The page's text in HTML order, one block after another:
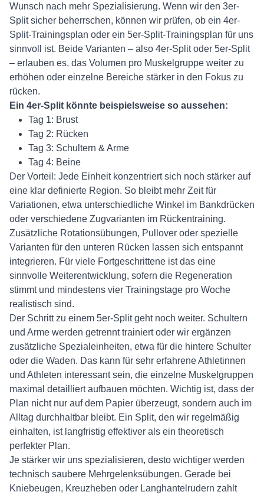
Wunsch nach mehr Spezialisierung. Wenn wir den 3er-
Split sicher beherrschen, können wir prüfen, ob ein 4er-
Split-Trainingsplan oder ein 5er-Split-Trainingsplan für uns
sinnvoll ist. Beide Varianten – also 4er-Split oder 5er-Split
– erlauben es, das Volumen pro Muskelgruppe weiter zu
erhöhen oder einzelne Bereiche stärker in den Fokus zu
rücken.
Ein 4er-Split könnte beispielsweise so aussehen:
Tag 1: Brust
Tag 2: Rücken
Tag 3: Schultern & Arme
Tag 4: Beine
Der Vorteil: Jede Einheit konzentriert sich noch stärker auf
eine klar definierte Region. So bleibt mehr Zeit für
Variationen, etwa unterschiedliche Winkel im Bankdrücken
oder verschiedene Zugvarianten im Rückentraining.
Zusätzliche Rotationsübungen, Pullover oder spezielle
Varianten für den unteren Rücken lassen sich entspannt
integrieren. Für viele Fortgeschrittene ist das eine
sinnvolle Weiterentwicklung, sofern die Regeneration
stimmt und mindestens vier Trainingstage pro Woche
realistisch sind.
Der Schritt zu einem 5er-Split geht noch weiter. Schultern
und Arme werden getrennt trainiert oder wir ergänzen
zusätzliche Spezialeinheiten, etwa für die hintere Schulter
oder die Waden. Das kann für sehr erfahrene Athletinnen
und Athleten interessant sein, die einzelne Muskelgruppen
maximal detailliert aufbauen möchten. Wichtig ist, dass der
Plan nicht nur auf dem Papier überzeugt, sondern auch im
Alltag durchhaltbar bleibt. Ein Split, den wir regelmäßig
einhalten, ist langfristig effektiver als ein theoretisch
perfekter Plan.
Je stärker wir uns spezialisieren, desto wichtiger werden
technisch saubere Mehrgelenksübungen. Gerade bei
Kniebeugen, Kreuzheben oder Langhantelrudern zahlt